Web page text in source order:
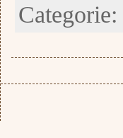
Categorie: